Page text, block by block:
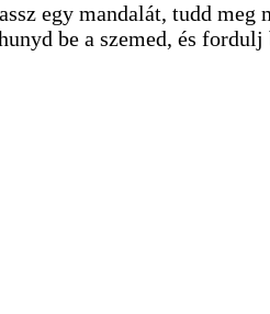
egy mandalát, tudd
be a szemed, és